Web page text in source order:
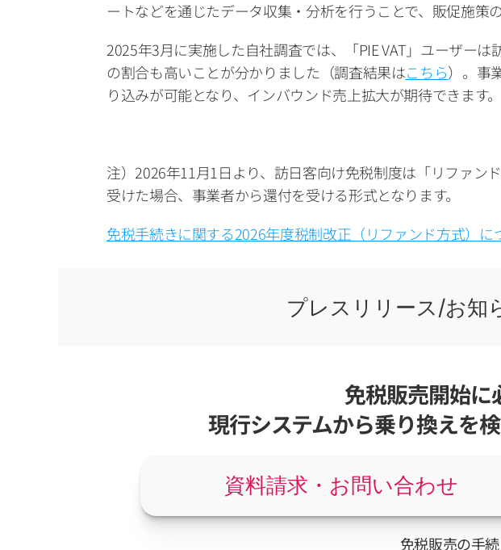
ートなどを通じたデータ収集・分析を行うことで、販促施策
2025年3月に実施した自社調査では、「PIE VAT」ユーザー
の割合も高いことが分かりました（調査結果はこちら）。事
り込みが可能となり、インバウンド売上拡大が期待できます
注）2026年11月1日より、訪日客向け免税制度は「リファン
受けた場合、事業者から還付を受ける形式となります。
免税手続きに関する2026年度税制改正（リファンド方式）に
プレスリリース/お知
免税販売開始に
現行システムから乗り換えを
資料請求・お問い合わせ
免税販売の手